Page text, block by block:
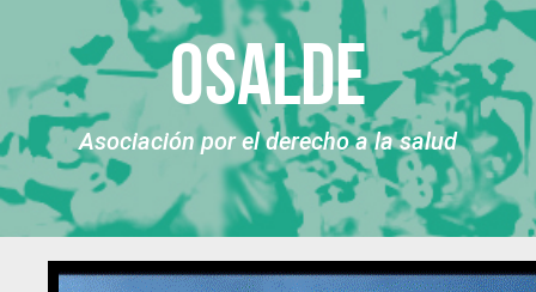
Osalde
Asociación por el derecho a la salud